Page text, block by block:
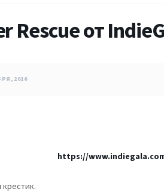
Rescue от
2016
https://